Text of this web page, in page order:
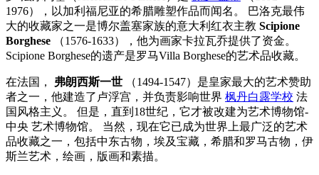
1976），以加利福尼亚的希腊雕塑作品而闻名。 巴洛克最伟
大的收藏家之一是博尔盖塞家族的意大利红衣主教 Scipione
Borghese （1576-1633），他为画家卡拉瓦乔提供了资金。
Scipione Borghese的遗产是罗马Villa Borghese的艺术品收藏。
在法国， 弗朗西斯一世 （1494-1547）是皇家最大的艺术赞助
者之一，他建造了卢浮宫，并负责影响世界 枫丹白露学校 法
国风格主义。 但是，直到18世纪，它才被改建为艺术博物馆-
中央 艺术博物馆。 当然，现在它已成为世界上最广泛的艺术
品收藏之一，包括中东古物，埃及宝藏，希腊和罗马古物，伊
斯兰艺术，绘画，版画和素描。